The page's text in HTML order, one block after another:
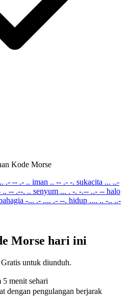
Kode Morse
.- -- .- .. iman .. -- .- -. sukacita ... ..-
.. -- .--. .. senyum ... . -. -.-- ..- -- halo
-... .- .... .- --. hidup .... .. -.. ..-
Morse hari ini
untuk diunduh.
5 menit sehari
dengan pengulangan berjarak